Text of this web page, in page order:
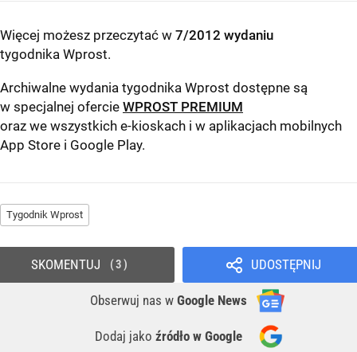
Więcej możesz przeczytać w 7/2012 wydaniu
tygodnika Wprost.
Archiwalne wydania tygodnika Wprost dostępne są
w specjalnej ofercie WPROST PREMIUM
oraz we wszystkich e-kioskach i w aplikacjach mobilnych
App Store i Google Play.
Tygodnik Wprost
UDOSTĘPNIJ
Obserwuj nas w Google News
Dodaj jako źródło w Google
SKOMENTUJ 3